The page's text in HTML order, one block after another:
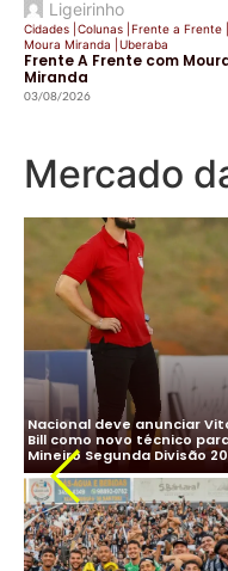
Ligeirinho
Cidades Colunas Frente a Frente
Moura Miranda
Uberaba
Frente A Frente com
Miranda
03/08/2026
Mercado
Marcelo no Santos? Clube
negociações com jogador